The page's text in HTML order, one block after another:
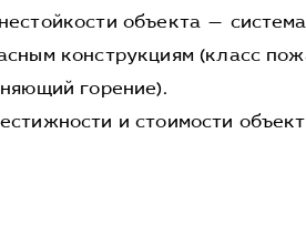
объекта —
конструкциям (класс
горение).
и стоимости